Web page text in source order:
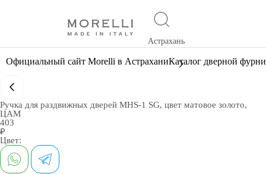
Астрахань
Официальный сайт Morelli в АстраханиКаталог дверной
Ручка для раздвижных дверей MHS-1 SG, цвет матовое золото,
ЦАМ
403
₽
Цвет: